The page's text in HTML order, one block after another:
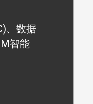
、数据
智能